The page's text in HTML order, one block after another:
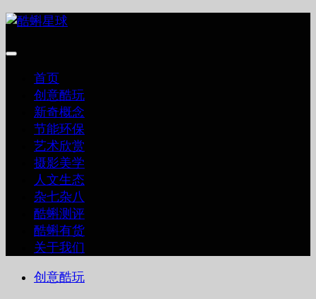
跳
内
首页
创意酷玩
新奇概念
节能环保
艺术欣赏
摄影美学
人文生态
杂七杂八
酷蝌测评
酷蝌有货
关于我们
创意酷玩